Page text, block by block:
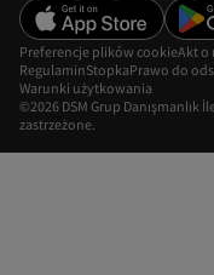
©2026 DSM Grup Danışmanlık
zastrzeżone.
Preferencje plików cookieAkt o
RegulaminStopkaPrawo do
Warunki użytkowania